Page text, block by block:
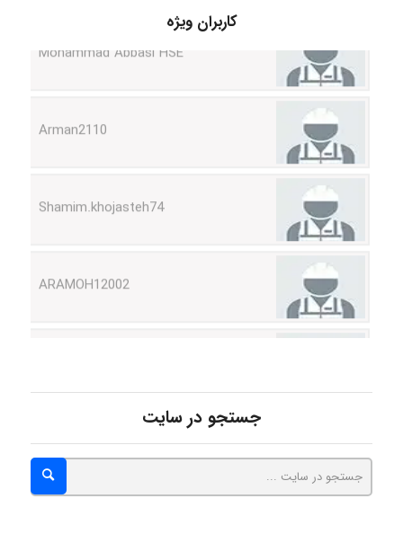
کاربران ویژهMohammad Abbasi HSE
Rtk2099
جستجو در سایت